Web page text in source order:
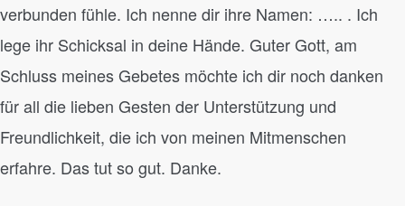
verbunden fühle. Ich nenne dir ihre Namen: ….. . Ich
lege ihr Schicksal in deine Hände. Guter Gott, am
Schluss meines Gebetes möchte ich dir noch danken
für all die lieben Gesten der Unterstützung und
Freundlichkeit, die ich von meinen Mitmenschen
erfahre. Das tut so gut. Danke.